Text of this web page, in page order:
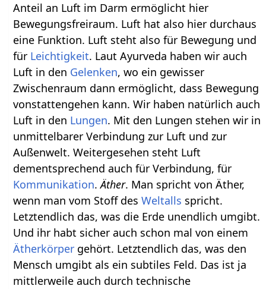
Anteil an Luft im Darm ermöglicht hier
Bewegungsfreiraum. Luft hat also hier durchaus
eine Funktion. Luft steht also für Bewegung und
für Leichtigkeit. Laut Ayurveda haben wir auch
Luft in den Gelenken, wo ein gewisser
Zwischenraum dann ermöglicht, dass Bewegung
vonstattengehen kann. Wir haben natürlich auch
Luft in den Lungen. Mit den Lungen stehen wir in
unmittelbarer Verbindung zur Luft und zur
Außenwelt. Weitergesehen steht Luft
dementsprechend auch für Verbindung, für
Kommunikation.Äther. Man spricht von Äther,
wenn man vom Stoff desWeltalls spricht.
Letztendlich das, was die Erde unendlich umgibt.
Und ihr habt sicher auch schon mal von einem
Ätherkörper gehört. Letztendlich das, was den
Mensch umgibt als ein subtiles Feld. Das ist ja
mittlerweile auch durch technische